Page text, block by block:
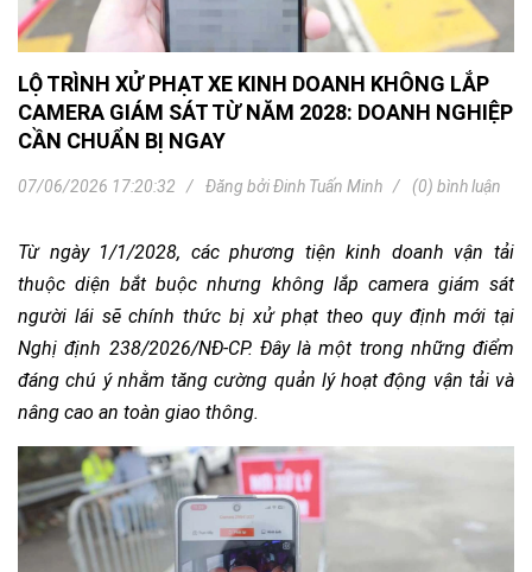
LỘ TRÌNH XỬ PHẠT XE KINH DOANH KHÔNG LẮP
CAMERA GIÁM SÁT TỪ NĂM 2028: DOANH NGHIỆP
CẦN CHUẨN BỊ NGAY
07/06/2026 17:20:32 Đăng bởiĐinh Tuấn Minh (0) bình luận
Từ ngày 1/1/2028, các phương tiện kinh doanh vận tải
thuộc diện bắt buộc nhưng không lắp camera giám sát
người lái sẽ chính thức bị xử phạt theo quy định mới tại
Nghị định 238/2026/NĐ-CP. Đây là một trong những điểm
đáng chú ý nhằm tăng cường quản lý hoạt động vận tải và
nâng cao an toàn giao thông.